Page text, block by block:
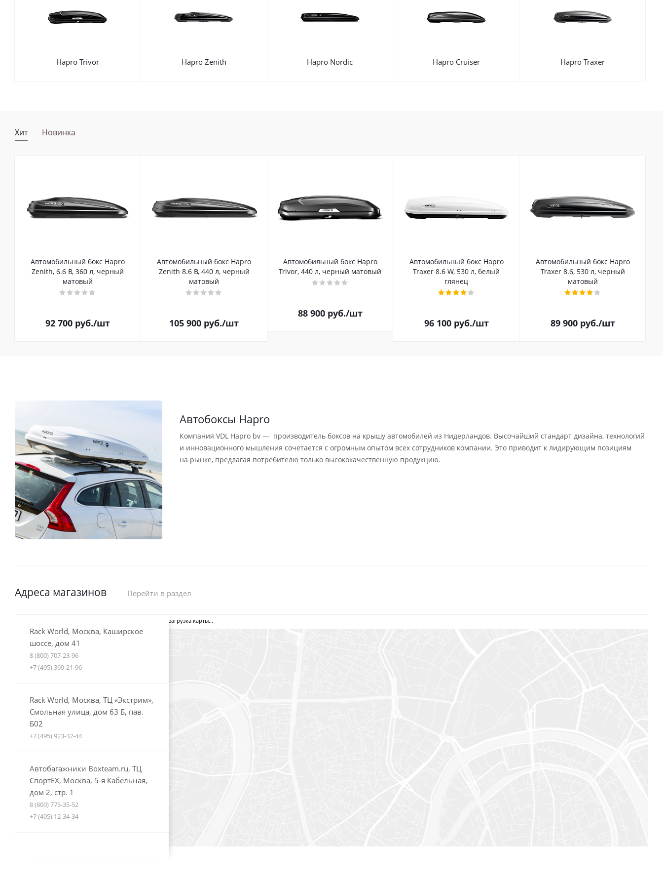
Hapro Trivor Hapro Zenith Hapro Nordic Hapro Cruiser Hapro Traxer
Хит Новинка
Автомобильный бокс Hapro
Zenith, 6.6 B, 360 л, черный
матовый
92 700 руб./шт
Автомобильный бокс Hapro
Zenith 8.6 B, 440 л, черный
матовый
105 900 руб./шт
Автомобильный бокс Hapro
Trivor, 440 л, черный матовый
88 900руб./шт
Автомобильный бокс Hapro
Traxer 8.6 W, 530 л, белый
глянец
96 100руб./шт
Автомобильный бокс Hapro
Traxer 8.6, 530 л, черный
матовый
89 900руб./шт
Автобоксы Hapro
Компания VDL Hapro bv — производитель боксов на крышу автомобилей из Нидерландов. Высочайший стандарт дизайна, технологий
и инновационного мышления сочетается с огромным опытом всех сотрудников компании. Это приводит к лидирующим позициям
на рынке, предлагая потребителю только высококачественную продукцию.
Адреса магазинов Перейти в раздел
Rack World, Москва, Каширское
шоссе, дом 41
8 (800) 707-23-96
+7 (495) 369-21-96
Rack World, Москва, ТЦ «Экстрим»,
Смольная улица, дом 63 Б, пав.
Б02
+7 (495) 923-32-44
Автобагажники Boxteam.ru, ТЦ
СпортЕХ, Москва, 5-я Кабельная,
дом 2, стр. 1
8 (800) 775-35-52
+7 (495) 12-34-34
загрузка карты...